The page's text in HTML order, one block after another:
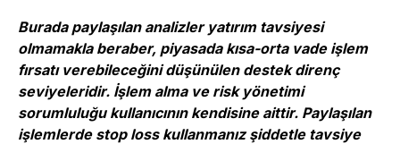
Burada paylaşılan analizler yatırım tavsiyesi
olmamakla beraber, piyasada kısa-orta vade işlem
fırsatı verebileceğini düşünülen destek direnç
seviyeleridir. İşlem alma ve risk yönetimi
sorumluluğu kullanıcının kendisine aittir. Paylaşılan
işlemlerde stop loss kullanmanız şiddetle tavsiye